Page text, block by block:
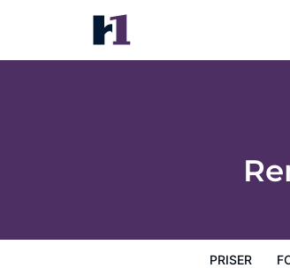
PRISER
Renfrew Apartment Near
Priser